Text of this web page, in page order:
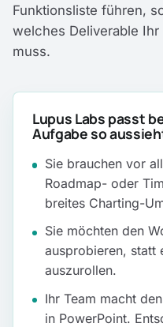
Funktionsliste führen,
welches Deliverable
muss.
Lupus Labs passt
Aufgabe so
Sie brauchen vor
Roadmap- oder
breites Charting-
Sie möchten den
ausprobieren, statt
auszurollen.
Ihr Team macht
in PowerPoint.